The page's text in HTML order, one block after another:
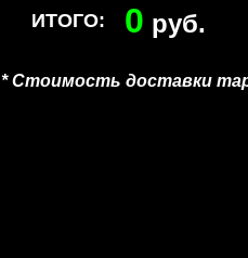
ИТОГО: 0 руб.
* Стоимость доставки